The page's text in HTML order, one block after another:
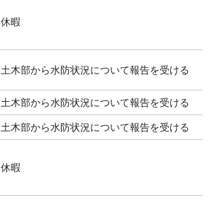
休暇
土木部から水防状況について報告を受ける
土木部から水防状況について報告を受ける
土木部から水防状況について報告を受ける
休暇